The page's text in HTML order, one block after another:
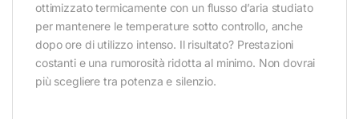
ottimizzato termicamente con un flusso d’aria studiato
per mantenere le temperature sotto controllo, anche
dopo ore di utilizzo intenso. Il risultato? Prestazioni
costanti e una rumorosità ridotta al minimo. Non dovrai
più scegliere tra potenza e silenzio.